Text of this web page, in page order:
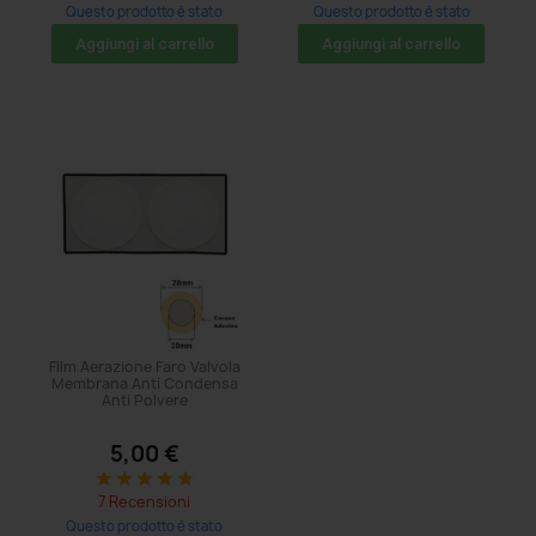
Questo prodotto è stato
acquistato: 5 volte
Aggiungi al carrello
Questo prodotto è stato
acquistato: 71 volte
Aggiungi al carrello
Film Aerazione Faro Valvola
Membrana Anti Condensa
Anti Polvere
5,00 €
star star star star star
7 Recensioni
Questo prodotto è stato